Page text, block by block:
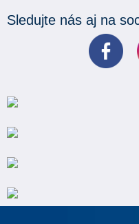
Sledujte nás aj na